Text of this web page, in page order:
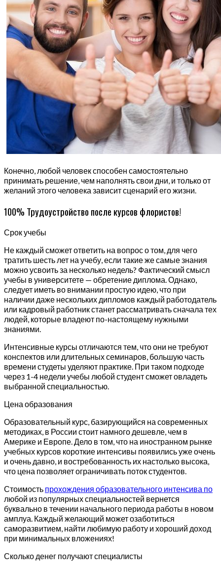
Конечно, любой человек способен самостоятельно
принимать решение, чем наполнять свои дни, и только от
желаний этого человека зависит сценарий его жизни.
100% Трудоустройство после курсов флористов!
Срок учебы
Не каждый сможет ответить на вопрос о том, для чего
тратить шесть лет на учебу, если такие же самые знания
можно усвоить за несколько недель? Фактический смысл
учебы в университете — обретение диплома. Однако,
следует иметь во внимании простую идею, что при
наличии даже нескольких дипломов каждый работодатель
или кадровый работник станет рассматривать сначала тех
людей, которые владеют по-настоящему нужными
знаниями.
Интенсивные курсы отличаются тем, что они не требуют
конспектов или длительных семинаров, большую часть
времени студеты уделяют практике. При таком подходе
через 1-4 недели учебы любой студент сможет овладеть
выбранной специальностью.
Цена образования
Образовательный курс, базирующийся на современных
методиках, в России стоит намного дешевле, чем в
Америке и Европе. Дело в том, что на иностранном рынке
учебных курсов короткие интенсивы появились уже очень
и очень давно, и востребованность их настолько высока,
что цена позволяет ограничивать поток студентов.
Стоимость прохождения образовательного интенсива по
любой из популярных специальностей вернется
буквально в течении начального периода работы в новом
амплуа. Каждый желающий может озаботиться
саморазвитием, найти любимую работу и хороший доход
при минимальных вложениях!
Сколько денег получают специалисты